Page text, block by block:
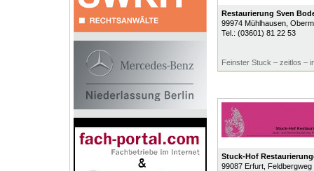
Restaurierung Sven
99974 Mühlhausen,
Tel.: (03601) 81 22 53
Feinster Stuck – zeitlos –
Stuck-Hof
99087 Erfurt, Feldbergweg